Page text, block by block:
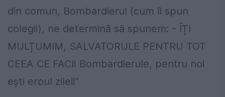
din comun, Bombardierul (cum îi spun
colegii), ne determină să spunem: - ÎȚI
MULȚUMIM, SALVATORULE PENTRU TOT
CEEA CE FACI! Bombardierule, pentru noi
ești eroul zilei!”